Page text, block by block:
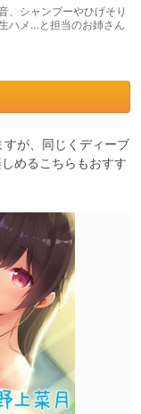
、シャンプーやひげそり
ハメ…と担当のお姉さん
が、同じくディーブ
めるこちらもおすす